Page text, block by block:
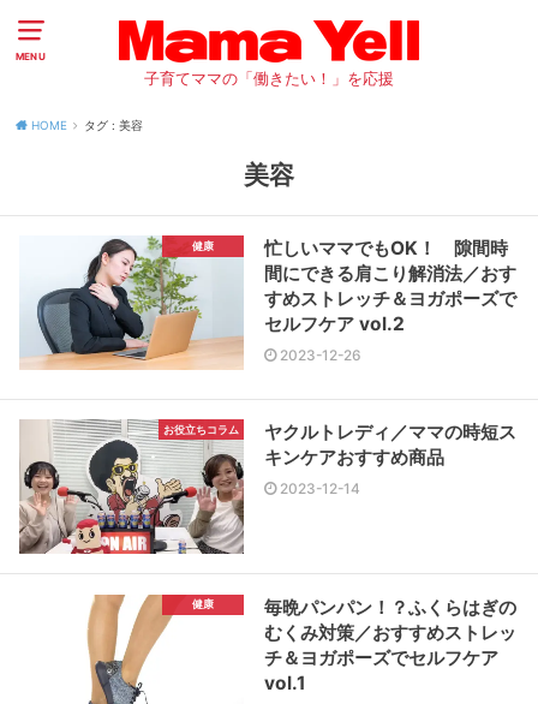
MENU
子育てママの「働きたい！」を応援
HOME タグ : 美容
美容
健康
忙しいママでもOK！ 隙間時
間にできる肩こり解消法／おす
すめストレッチ＆ヨガポーズで
セルフケア vol.2
2023-12-26
お役立ちコラム
ヤクルトレディ／ママの時短ス
キンケアおすすめ商品
2023-12-14
健康
毎晩パンパン！？ふくらはぎの
むくみ対策／おすすめストレッ
チ＆ヨガポーズでセルフケア
vol.1